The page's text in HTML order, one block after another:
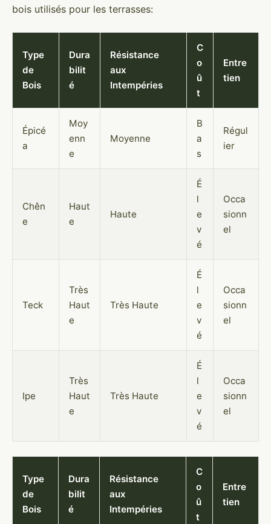
bois utilisés pour les terrasses:
Type
de
Bois
Dura
bilit
é
Résistance
aux
Intempéries
C
o
û
t
Entre
tien
Épicé
a
Moy
enn
e
Moyenne
B
a
s
Régul
ier
Chên
e
Haut
e
Haute
É
l
e
v
é
Occa
sionn
el
Teck
Très
Haut
e
Très Haute
É
l
e
v
é
Occa
sionn
el
Ipe
Très
Haut
e
Très Haute
É
l
e
v
é
Occa
sionn
el
Type
de
Bois
Dura
bilit
é
Résistance
aux
Intempéries
C
o
û
t
Entre
tien